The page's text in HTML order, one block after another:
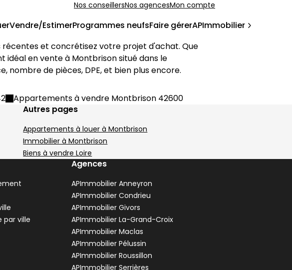
Nos conseillersNos agencesMon compte
Vendre/EstimerProgrammes neufsFaire gérerAPImmobilier
et concrétisez votre projet d'achat. Que
idéal en vente à Montbrison situé dans le
nombre de pièces, DPE, et bien plus encore.
Appartements à vendre Montbrison 42600
Autres pages
Appartements à louer à Montbrison
Immobilier à Montbrison
Biens à vendre Loire
par ville
Agences
APImmobilier Anneyron
APImmobilier Condrieu
APImmobilier Givors
APImmobilier La-Grand-Croix
APImmobilier Maclas
APImmobilier Pélussin
APImmobilier Roussillon
APImmobilier Serrières